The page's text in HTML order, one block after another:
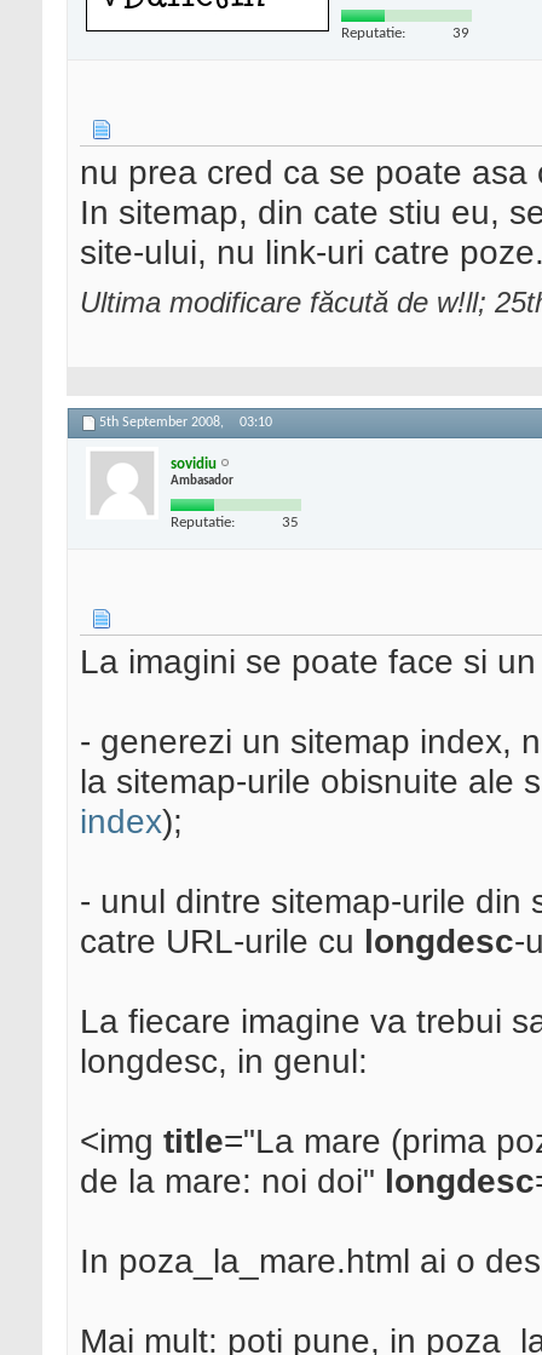
Reputatie: 39
nu prea cred ca se poate asa
In sitemap, din cate stiu eu,
site-ului, nu link-uri catre
Ultima modificare făcută de w!ll;
5th September 2008, 03:10
sovidiu
Ambasador
Reputatie: 35
La imagini se poate face si
- generezi un sitemap index,
la sitemap-urile obisnuite ale
index);
- unul dintre sitemap-urile din
catre URL-urile cu longdesc-
La fiecare imagine va trebui
longdesc, in genul:
<img title="La mare (prima
de la mare: noi doi" longdesc
In poza_la_mare.html ai o
Mai mult: poti pune, in